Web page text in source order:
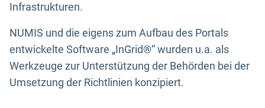
Infrastrukturen.
NUMIS und die eigens zum Aufbau des Portals
entwickelte Software „InGrid®“ wurden u.a. als
Werkzeuge zur Unterstützung der Behörden bei der
Umsetzung der Richtlinien konzipiert.